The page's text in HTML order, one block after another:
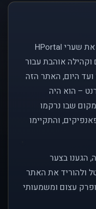
לפני כמעט שני עשורים, פתחנו את שערי HPortal
אוהבת עבור
היום, האתר הזה
– הוא היה
מקום שבו נרקמו
והתקיימו
הגענו בצער
ולהוריד את האתר
עצום ומשמעותי